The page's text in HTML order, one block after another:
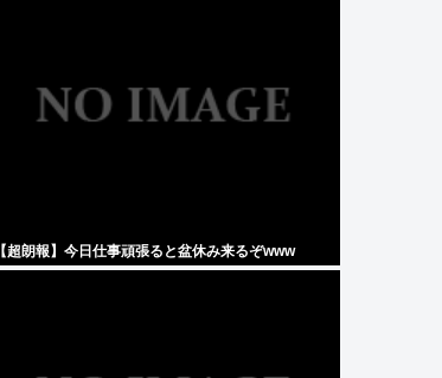
【超朗報】今日仕事頑張ると盆休み来るぞwww